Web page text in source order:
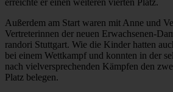
erreichte er einen weiteren vierten Platz.
Außerdem am Start waren mit Anne und
Vertreterinnen der neuen Erwachsenen-
randori Stuttgart. Wie die Kinder hatten
bei einem Wettkampf und konnten in der
nach vielversprechenden Kämpfen den
Platz belegen.